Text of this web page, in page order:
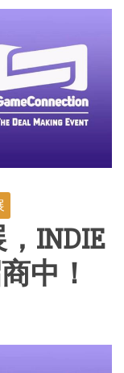
INDIE
中！